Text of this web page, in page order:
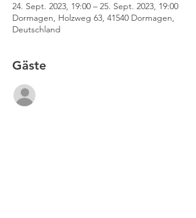
24. Sept. 2023, 19:00 – 25. Sept. 2023, 19:00
Dormagen, Holzweg 63, 41540 Dormagen,
Deutschland
Gäste